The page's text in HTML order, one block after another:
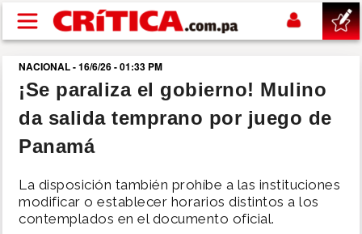
Pasar al contenido principal
buscar
SUCESOS
POLÍTICA
NACIONAL - 16/6/26 - 01:33 PM
¡Se paraliza el gobierno! Mulino
da salida temprano por juego de
Panamá
La disposición también prohíbe a las instituciones
modificar o establecer horarios distintos a los
contemplados en el documento oficial.